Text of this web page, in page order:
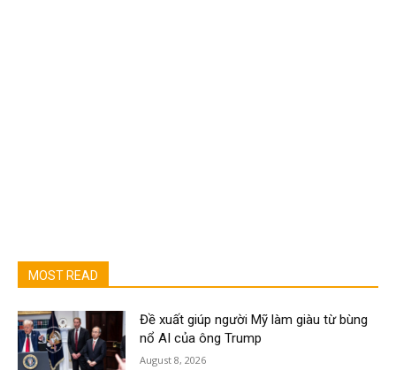
MOST READ
Đề xuất giúp người Mỹ làm giàu từ bùng
nổ AI của ông Trump
August 8, 2026